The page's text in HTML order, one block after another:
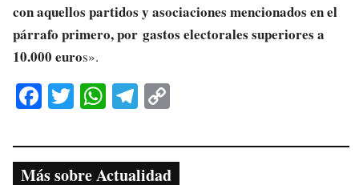
con aquellos partidos y asociaciones mencionados en el
párrafo primero, por gastos electorales superiores a
10.000 euros».
Fa
bo
ok
T
tte
r
W
ts
A
Te
gr
a
y
Li
Más sobre Actualidad